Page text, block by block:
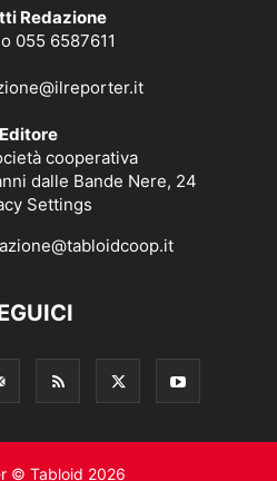
Redazione
055 6587611
Editore
cooperativa
dalle Bande Nere, 24
Settings
© Tabloid 2026